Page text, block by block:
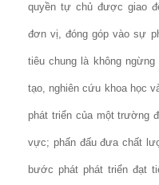
quyền tự chủ được giao
đơn vị, đóng góp vào sự
tiêu chung là không
tạo, nghiên cứu khoa học
phát triển của một trường
vực; phấn đấu đưa chất
bước phát phát triển đạt